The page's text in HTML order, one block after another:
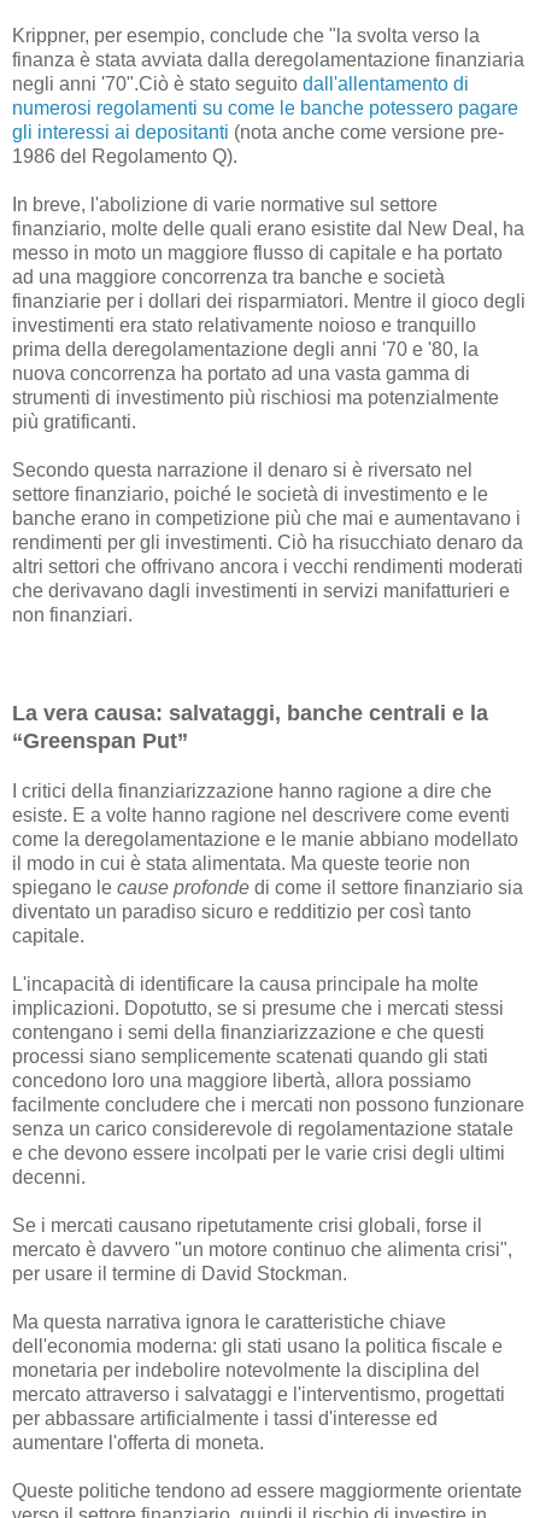
Krippner, per esempio, conclude che "la svolta verso la
finanza è stata avviata dalla deregolamentazione finanziaria
negli anni '70".Ciò è stato seguito dall'allentamento di
numerosi regolamenti su come le banche potessero pagare
gli interessi ai depositanti (nota anche come versione pre-
1986 del Regolamento Q).
In breve, l'abolizione di varie normative sul settore
finanziario, molte delle quali erano esistite dal New Deal, ha
messo in moto un maggiore flusso di capitale e ha portato
ad una maggiore concorrenza tra banche e società
finanziarie per i dollari dei risparmiatori. Mentre il gioco degli
investimenti era stato relativamente noioso e tranquillo
prima della deregolamentazione degli anni '70 e '80, la
nuova concorrenza ha portato ad una vasta gamma di
strumenti di investimento più rischiosi ma potenzialmente
più gratificanti.
Secondo questa narrazione il denaro si è riversato nel
settore finanziario, poiché le società di investimento e le
banche erano in competizione più che mai e aumentavano i
rendimenti per gli investimenti. Ciò ha risucchiato denaro da
altri settori che offrivano ancora i vecchi rendimenti moderati
che derivavano dagli investimenti in servizi manifatturieri e
non finanziari.
La vera causa: salvataggi, banche centrali e la
“Greenspan Put”
I critici della finanziarizzazione hanno ragione a dire che
esiste. E a volte hanno ragione nel descrivere come eventi
come la deregolamentazione e le manie abbiano modellato
il modo in cui è stata alimentata. Ma queste teorie non
spiegano le cause profonde di come il settore finanziario sia
diventato un paradiso sicuro e redditizio per così tanto
capitale.
L'incapacità di identificare la causa principale ha molte
implicazioni. Dopotutto, se si presume che i mercati stessi
contengano i semi della finanziarizzazione e che questi
processi siano semplicemente scatenati quando gli stati
concedono loro una maggiore libertà, allora possiamo
facilmente concludere che i mercati non possono funzionare
senza un carico considerevole di regolamentazione statale
e che devono essere incolpati per le varie crisi degli ultimi
decenni.
Se i mercati causano ripetutamente crisi globali, forse il
mercato è davvero "un motore continuo che alimenta crisi",
per usare il termine di David Stockman.
Ma questa narrativa ignora le caratteristiche chiave
dell'economia moderna: gli stati usano la politica fiscale e
monetaria per indebolire notevolmente la disciplina del
mercato attraverso i salvataggi e l'interventismo, progettati
per abbassare artificialmente i tassi d'interesse ed
aumentare l'offerta di moneta.
Queste politiche tendono ad essere maggiormente orientate